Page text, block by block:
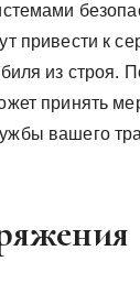
привести к
из строя.
принять
вашего